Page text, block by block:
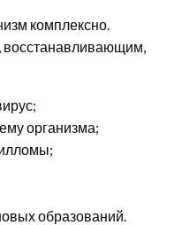
комплексно.
восстанавливающим,
организма;
образований.